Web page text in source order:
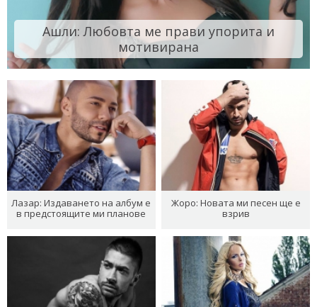
Ашли: Любовта ме прави упорита и
мотивирана
Лазар: Издаването на албум е
в предстоящите ми планове
Жоро: Новата ми песен ще е
взрив